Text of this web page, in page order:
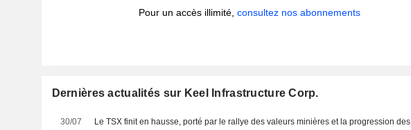
Pour un accès illimité,consultez nos abonnements
Dernières actualités sur Keel Infrastructure Corp.
30/07
Le TSX finit en hausse, porté par le rallye des valeurs minières et la progression des